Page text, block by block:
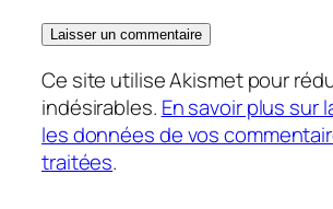
Ce site utilise Akismet pour
indésirables. En savoir plus sur
les données de vos
traitées.